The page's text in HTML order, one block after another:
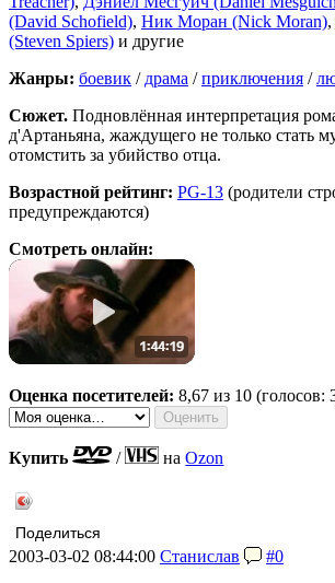
(David Schofield), Ник Моран (Nick Moran),
(Steven Spiers) и другие
Жанры: боевик / драма /приключения /
Сюжет. Подновлённая интерпретация
д'Артаньяна, жаждущего не только стать
отомстить за убийство отца.
Возрастной рейтинг: PG-13 (родители
предупреждаются)
Смотреть онлайн:
Оценка посетителей: 8,67 из 10 (голосов:
Купить / наOzon
Поделиться
2003-03-02 08:44:00 Станислав
#0